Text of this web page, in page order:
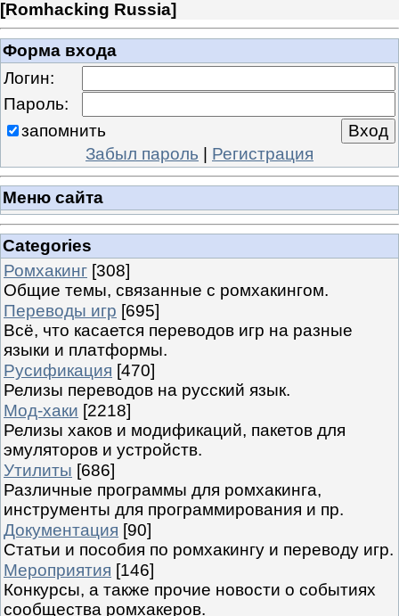
[Romhacking Russia]
Форма входа
Логин:
Пароль:
запомнить
Забыл пароль | Регистрация
Меню сайта
Categories
Ромхакинг [308]
Общие темы, связанные с ромхакингом.
Переводы игр [695]
Всё, что касается переводов игр на разные
языки и платформы.
Русификация [470]
Релизы переводов на русский язык.
Мод-хаки [2218]
Релизы хаков и модификаций, пакетов для
эмуляторов и устройств.
Утилиты [686]
Различные программы для ромхакинга,
инструменты для программирования и пр.
Документация [90]
Статьи и пособия по ромхакингу и переводу игр.
Мероприятия [146]
Конкурсы, а также прочие новости о событиях
сообщества ромхакеров.